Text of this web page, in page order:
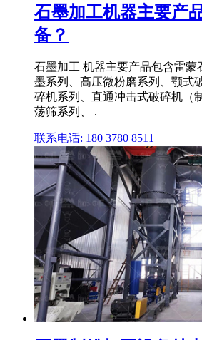
石墨加工机器主要产
备？
石墨加工 机器主要产品包含雷蒙
墨系列、高压微粉磨系列、颚式
碎机系列、直通冲击式破碎机（
荡筛系列、 .
联系电话: 180 3780 8511